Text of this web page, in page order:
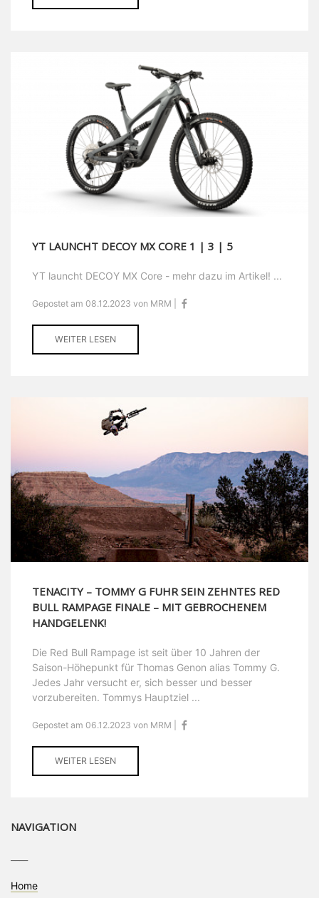
YT LAUNCHT DECOY MX CORE 1 | 3 | 5
YT launcht DECOY MX Core - mehr dazu im Artikel! ...
Gepostet am 08.12.2023 von MRM |
WEITER LESEN
TENACITY – TOMMY G FUHR SEIN ZEHNTES RED
BULL RAMPAGE FINALE – MIT GEBROCHENEM
HANDGELENK!
Die Red Bull Rampage ist seit über 10 Jahren der
Saison-Höhepunkt für Thomas Genon alias Tommy G.
Jedes Jahr versucht er, sich besser und besser
vorzubereiten. Tommys Hauptziel ...
Gepostet am 06.12.2023 von MRM |
WEITER LESEN
NAVIGATION
Home